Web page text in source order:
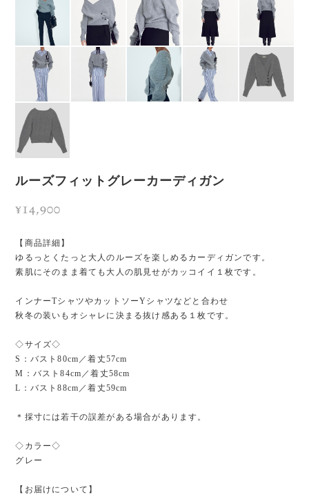
ルーズフィットグレーカーディガン
¥14,900
【商品詳細】
ゆるっとくたっと大人のルーズを楽しめるカーディガンです。
素肌にそのまま着ても大人の肌見せがカッコイイ１枚です。
インナーTシャツやカットソーYシャツなどと合わせ
秋冬の装いもオシャレに決まる抜け感ある１枚です。
◇サイズ◇
S：バスト80cm／着丈57cm
M：バスト84cm／着丈58cm
L：バスト88cm／着丈59cm
＊採寸には若干の誤差がある場合があります。
◇カラー◇
グレー
【お届けについて】